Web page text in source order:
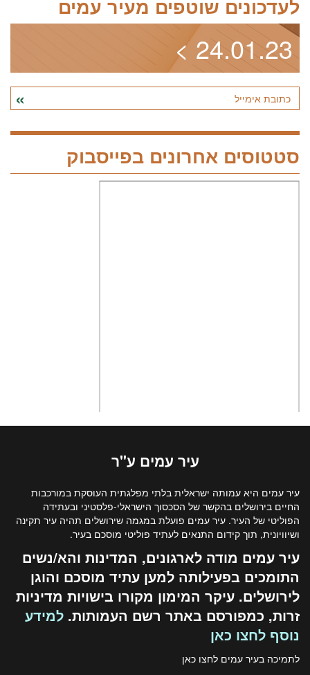
לעדכונים שוטפים מעיר עמים
24.01.23
>
סטטוסים אחרונים בפייסבוק
עיר עמים ע"ר
עיר עמים היא עמותה ישראלית בלתי מפלגתית העוסקת במורכבות
החיים בירושלים בהקשר של הסכסוך הישראלי-פלסטיני ובעתידה
הפוליטי של העיר. עיר עמים פועלת במגמה שירושלים תהיה עיר תקינה
ושיוויונית, תוך קידום התנאים לעתיד פוליטי מוסכם בעיר.
עיר עמים מודה לארגונים, המדינות והא/נשים
התומכים בפעילותה למען עתיד מוסכם והוגן
לירושלים. עיקר המימון מקורו בישויות מדיניות
זרות, כמפורסם באתר רשם העמותות. למידע
נוסף לחצו כאן
לתמיכה בעיר עמים לחצו כאן